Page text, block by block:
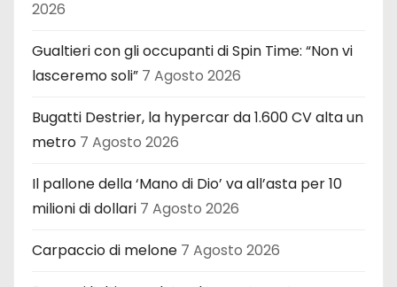
2026
Gualtieri con gli occupanti di Spin Time: “Non vi
lasceremo soli” 7 Agosto 2026
Bugatti Destrier, la hypercar da 1.600 CV alta un
metro 7 Agosto 2026
Il pallone della ‘Mano di Dio’ va all’asta per 10
milioni di dollari 7 Agosto 2026
Carpaccio di melone 7 Agosto 2026